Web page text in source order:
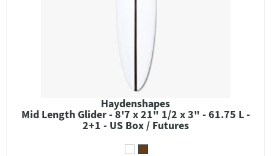
Haydenshapes
Mid Length Glider - 8'7 x 21" 1/2 x 3" - 61.75 L -
2+1 - US Box / Futures